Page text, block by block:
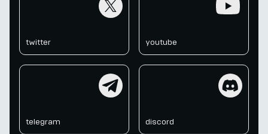
twitter youtube
telegram discord